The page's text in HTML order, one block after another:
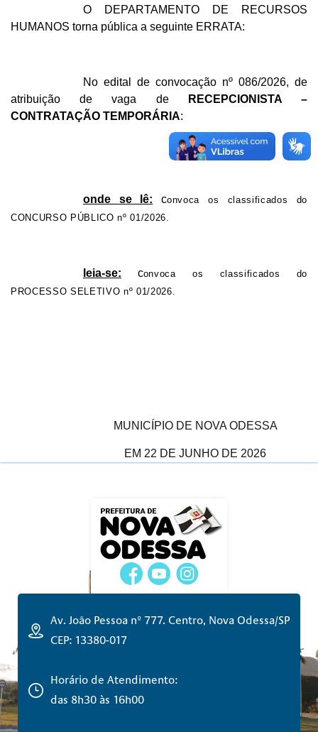
O DEPARTAMENTO DE RECURSOS
HUMANOS torna pública a seguinte ERRATA:
No edital de convocação nº 086/2026, de
atribuição de vaga de
RECEPCIONISTA –
CONTRATAÇÃO TEMPORÁRIA:
onde se lê: convoca os classificados do
CONCURSO PÚBLICO nº 01/2026.
leia-se: convoca os classificados do
PROCESSO SELETIVO nº 01/2026.
MUNICÍPIO DE NOVA ODESSA
EM 22 DE JUNHO DE 2026
Av. João Pessoa nº 777. Centro, Nova Odessa/SP
CEP: 13380-017
Horário de Atendimento:
das 8h30 às 16h00